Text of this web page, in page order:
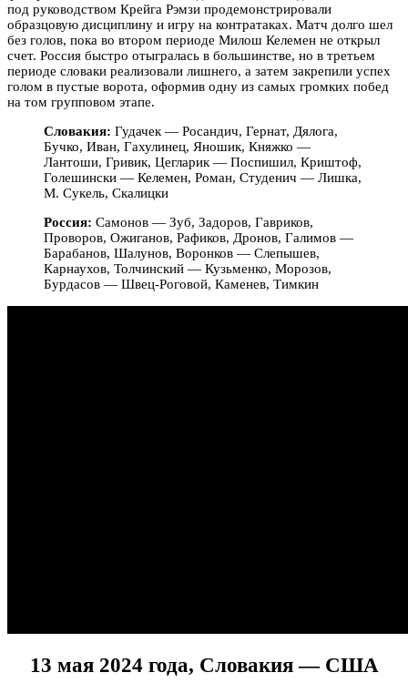
под руководством Крейга Рэмзи продемонстрировали
образцовую дисциплину и игру на контратаках. Матч долго шел
без голов, пока во втором периоде Милош Келемен не открыл
счет. Россия быстро отыгралась в большинстве, но в третьем
периоде словаки реализовали лишнего, а затем закрепили успех
голом в пустые ворота, оформив одну из самых громких побед
на том групповом этапе.
Словакия: Гудачек — Росандич, Гернат, Дялога,
Бучко, Иван, Гахулинец, Яношик, Княжко —
Лантоши, Гривик, Цегларик — Поспишил, Криштоф,
Голешински — Келемен, Роман, Студенич — Лишка,
М. Сукель, Скалицки
Россия: Самонов — Зуб, Задоров, Гавриков,
Проворов, Ожиганов, Рафиков, Дронов, Галимов —
Барабанов, Шалунов, Воронков — Слепышев,
Карнаухов, Толчинский — Кузьменко, Морозов,
Бурдасов — Швец-Роговой, Каменев, Тимкин
13 мая 2024 года, Словакия — США